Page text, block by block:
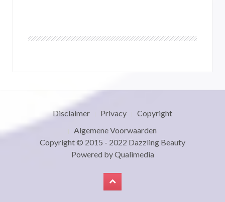
Disclaimer Privacy
Copyright
Algemene Voorwaarden
Copyright © 2015 - 2022 Dazzling Beauty
Powered byQualimedia